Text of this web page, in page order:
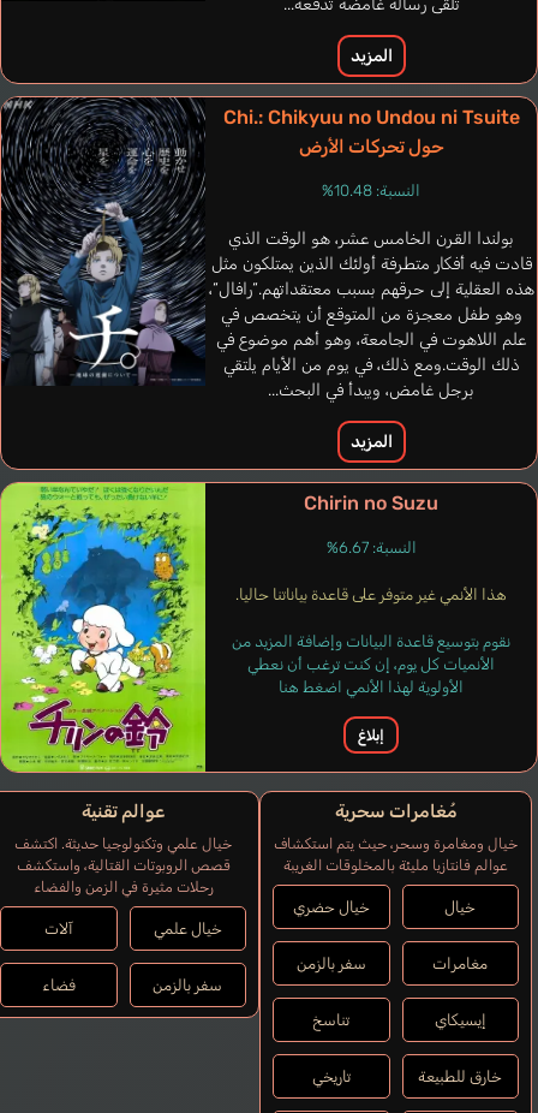
إيطالي
المزيد
Chi.: Chikyuu no Undou ni Tsuite
حول تحركات الأرض
النسبة: 10.48%
بولندا القرن الخامس عشر، هو الوقت الذي
قادت فيه أفكار متطرفة أولئك الذين يمتلكون مثل
هذه العقلية إلى حرقهم بسبب معتقداتهم.“رافال“،
وهو طفل معجزة من المتوقع أن يتخصص في
علم اللاهوت في الجامعة، وهو أهم موضوع في
ذلك الوقت.ومع ذلك، في يوم من الأيام يلتقي
برجل غامض، ويبدأ في البحث...
المزيد
Chirin no Suzu
النسبة: 6.67%
هذا الأنمي غير متوفر على قاعدة بياناتنا حاليا.
نقوم بتوسيع قاعدة البيانات وإضافة المزيد من
الأنميات كل يوم، إن كنت ترغب أن نعطي
الأولوية لهذا الأنمي اضغط هنا
إبلاغ
مُغامرات سحرية
خيال ومغامرة وسحر، حيث يتم استكشاف
عوالم فانتازيا مليئة بالمخلوقات الغريبة
خيال خيال حضري
مغامرات سفر بالزمن
إيسيكاي تناسخ
خارق للطبيعة تاريخي
عوالم تقنية
خيال علمي وتكنولوجيا حديثة. اكتشف
قصص الروبوتات القتالية، واستكشف
رحلات مثيرة في الزمن والفضاء
خيال علمي آلات
سفر بالزمن فضاء